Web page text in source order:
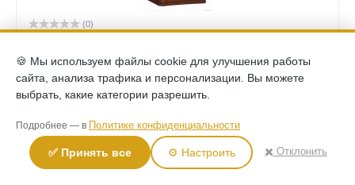
(0)
46,000 Р 49,240 Р
Вы экономите: 3,240
КУПИТЬ
🍪 Мы используем файлы cookie для улучшения работы
сайта, анализа трафика и персонализации. Вы можете
выбрать, какие категории разрешить.
Подробнее — в Политике конфиденциальности
✅ Принять все ⚙️ Настроить ✖️ Отклонить